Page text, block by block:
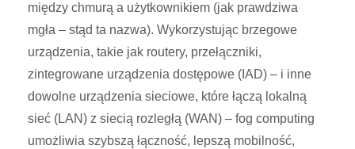
między chmurą a użytkownikiem (jak prawdziwa
mgła – stąd ta nazwa). Wykorzystując brzegowe
urządzenia, takie jak routery, przełączniki,
zintegrowane urządzenia dostępowe (IAD) – i inne
dowolne urządzenia sieciowe, które łączą lokalną
sieć (LAN) z siecią rozległą (WAN) – fog computing
umożliwia szybszą łączność, lepszą mobilność,